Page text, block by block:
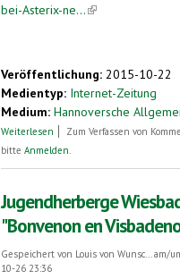
bei-Asterix-ne...(link is external)
Veröffentlichung: 2015-10-22
Medientyp: Internet-Zeitung
Medium: Hannoversche
Weiterlesen über "Wikileaks" bei Asterix
Zum Verfassen von
bitte Anmelden.
Jugendherberge
"Bonvenon en
Gespeichert von Louis von Wunsc...
am/
10-26 23:36